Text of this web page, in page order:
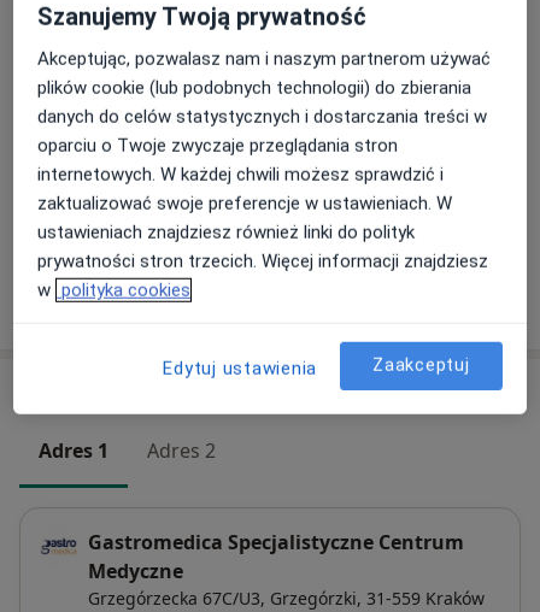
250 zł Szczegóły
Konsultacja endokrynologiczna (pierwsza wizyta) + USG
310 zł Szczegóły
USG tarczycy
200 zł Szczegóły
W jaki sposób ustalane są ceny?
Adres 1 Adres 2
Gastromedica Specjalistyczne Centrum
Medyczne
Grzegórzecka 67C/U3, Grzegórzki, 31-559 Kraków
Szanujemy Twoją prywatność
Akceptując, pozwalasz nam i naszym partnerom używać
plików cookie (lub podobnych technologii) do zbierania
danych do celów statystycznych i dostarczania treści w
oparciu o Twoje zwyczaje przeglądania stron
internetowych. W każdej chwili możesz sprawdzić i
zaktualizować swoje preferencje w ustawieniach. W
ustawieniach znajdziesz również linki do polityk
prywatności stron trzecich. Więcej informacji znajdziesz
w polityka cookies
Edytuj ustawienia Zaakceptuj